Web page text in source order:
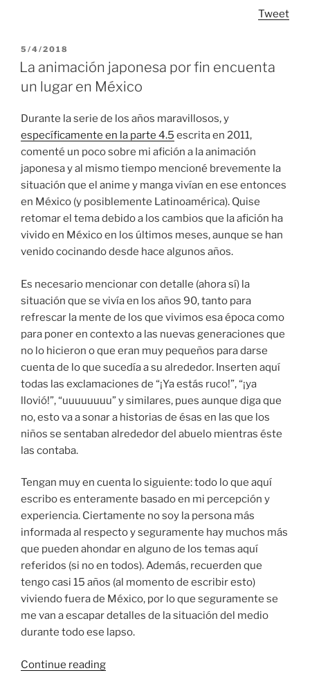
Tweet
POSTED
ON
5/4/2018
La animación japonesa por fin encuenta
un lugar en México
Durante la serie de los años maravillosos, y
específicamente en la parte 4.5 escrita en 2011,
comenté un poco sobre mi afición a la animación
japonesa y al mismo tiempo mencioné brevemente la
situación que el anime y manga vivían en ese entonces
en México (y posiblemente Latinoamérica). Quise
retomar el tema debido a los cambios que la afición ha
vivido en México en los últimos meses, aunque se han
venido cocinando desde hace algunos años.
Es necesario mencionar con detalle (ahora sí) la
situación que se vivía en los años 90, tanto para
refrescar la mente de los que vivimos esa época como
para poner en contexto a las nuevas generaciones que
no lo hicieron o que eran muy pequeños para darse
cuenta de lo que sucedía a su alrededor. Inserten aquí
todas las exclamaciones de “¡Ya estás ruco!”, “¡ya
llovió!”, “uuuuuuuu” y similares, pues aunque diga que
no, esto va a sonar a historias de ésas en las que los
niños se sentaban alrededor del abuelo mientras éste
las contaba.
Tengan muy en cuenta lo siguiente: todo lo que aquí
escribo es enteramente basado en mi percepción y
experiencia. Ciertamente no soy la persona más
informada al respecto y seguramente hay muchos más
que pueden ahondar en alguno de los temas aquí
referidos (si no en todos). Además, recuerden que
tengo casi 15 años (al momento de escribir esto)
viviendo fuera de México, por lo que seguramente se
me van a escapar detalles de la situación del medio
durante todo ese lapso.
Continue reading“La